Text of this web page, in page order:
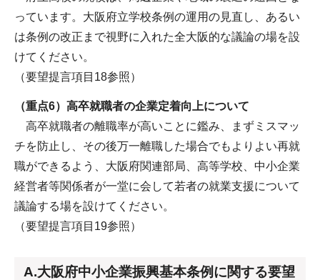
っています。大阪府立学校条例の運用の見直し、あるい
は条例の改正まで視野に入れた全大阪的な議論の場を設
けてください。
（要望提言項目18参照）
（重点6）高卒就職者の企業定着向上について
高卒就職者の離職率が高いことに鑑み、まずミスマッ
チを防止し、その後万一離職した場合でもよりよい再就
職ができるよう、大阪府関連部局、高等学校、中小企業
経営者等関係者が一堂に会して若者の就業支援について
議論する場を設けてください。
（要望提言項目19参照）
A.大阪府中小企業振興基本条例に関する要望